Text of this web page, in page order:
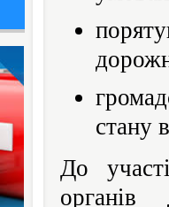
стану
До
органів